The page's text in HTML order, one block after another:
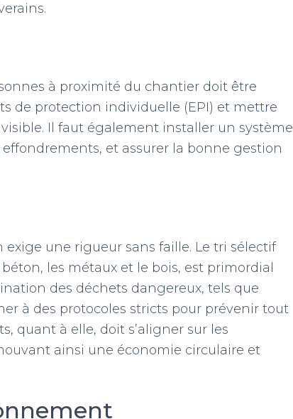
à proximité du chantier doit être
de protection individuelle (EPI) et mettre
Il faut également installer un système
et assurer la bonne gestion
une rigueur sans faille. Le tri sélectif
les métaux et le bois, est primordial
des déchets dangereux, tels que
à des protocoles stricts pour prévenir tout
quant à elle, doit s’aligner sur les
ainsi une économie circulaire et